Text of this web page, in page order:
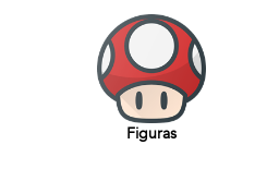
Figuras